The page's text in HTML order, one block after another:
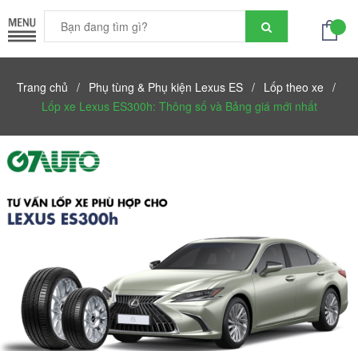
Trang chủ / Phụ tùng & Phụ kiện Lexus ES / Lốp theo xe /
Lốp xe Lexus ES300h: Thông số và Bảng giá mới nhất